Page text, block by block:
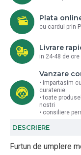
Plata
cu cardul prin
Livrare
in 24-48 de
Vanzare
• impartasim
curatenie
• toate
nostri
• consiliere
DESCRIERE
Furtun de umplere